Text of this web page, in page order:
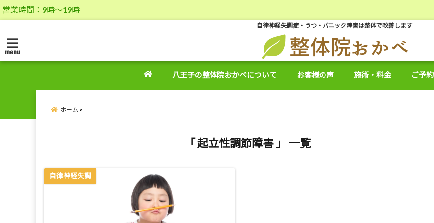
営業時間：9時～19時
自律神経失調症・うつ・パニック障害は整体で改善します
menu
八王子の整体院おかべについて お客様の声 施術・料金 ご予約
ホーム
「 起立性調節障害 」 一覧
自律神経失調